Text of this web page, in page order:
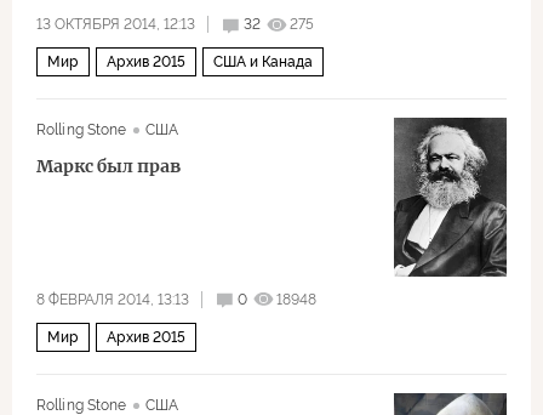
13 ОКТЯБРЯ 2014, 12:13 32 275
Мир Архив 2015 США и Канада
Rolling Stone США
Маркс был прав
8 ФЕВРАЛЯ 2014, 13:13 0 18948
Мир Архив 2015
Rolling Stone США